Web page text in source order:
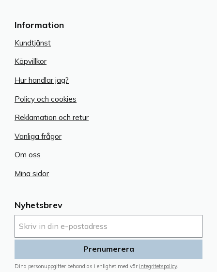
Nyhetsbrev
Prenumerera
Dina personuppgifter behandlas i enlighet med vår integritetspolicy.
Information
Kundtjänst
Köpvillkor
Hur handlar jag?
Policy och cookies
Reklamation och retur
Vanliga frågor
Om oss
Mina sidor